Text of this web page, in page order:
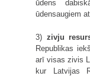
ūdens
ūdensaugiem
3) zivju
Republikas
arī visas zivis
kur Latvijas